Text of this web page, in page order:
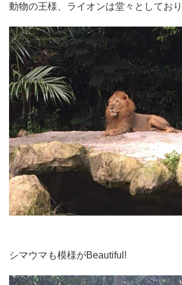
動物の王様、ライオンは堂々としてお
シマウマも模様がBeautiful!